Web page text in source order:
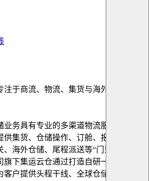
注于商流、物流、集货与海外仓储等端
业务具有专业的多渠道物流服务平台，
供集货、仓储操作、订舱、报关、跨境
海外仓储、尾程派送等“门到门”跨境
旗下集运云仓通过打造自研一站式数字
客户提供头程干线、全球仓储及末端配